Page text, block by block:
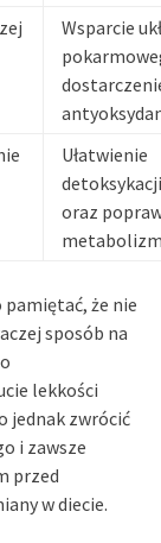
Wsparcie
Ułatwienie
detoksykacji
oraz
pamiętać, że nie
sposób na
lekkości
jednak zwrócić
i zawsze
przed
w diecie.